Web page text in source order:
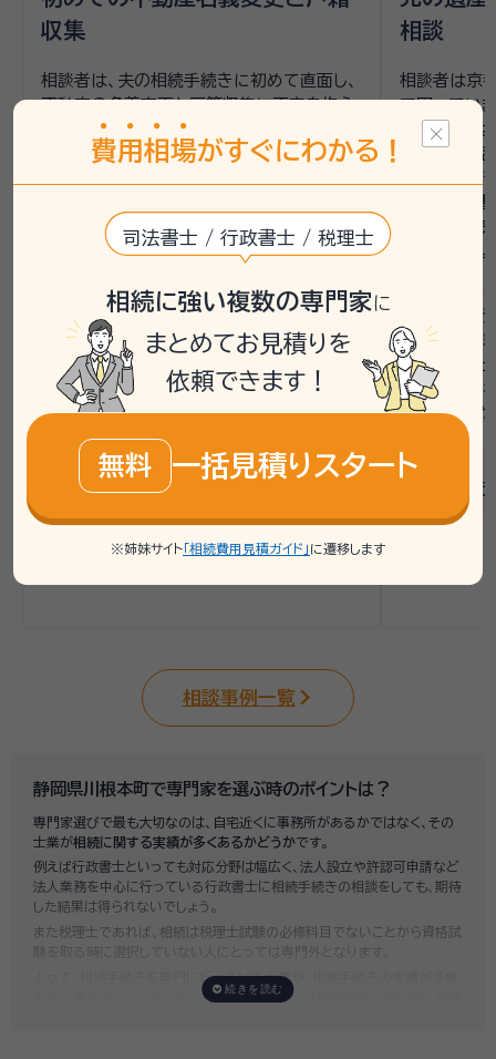
収集
相談者は、夫の相続手続きに初めて直面し、
不動産の名義変更と戸籍収集に不安を抱え
ていました。相続人は妻と複数の子で、遺言
書がないため、遺産分割協議書の作成が必
ことに不安を感じていました。
いい相続では、まず無料相談を案内し、行政
書士の専門家とともに手続きの全体像を整
理しました。特に、遺産分割協議書の作成や
不動産名義変更に必要な書類を確認し、次
のステップを明確にしました。
羽佐田孔司行政書士事務所
四條法務事務所
相談
相談者は京
で困ってい
で、相続人
た。すでに
体的な手続
ため、行政
た。自宅が
されました。
められるよ
を兼ねた無
ある行政書
議書の作成
整理しました
連携士業：
見機和人
相談事例一覧
静岡県川根本町で専門家を選ぶ時のポイントは？
専門家選びで最も大切なのは、自宅近くに事務所があるかではなく、その
士業が相続に関する実績が多くあるかどうかです。
例えば行政書士といっても対応分野は幅広く、法人設立や許認可申請など
法人業務を中心に行っている行政書士に相続手続きの相談をしても、期待
した結果は得られないでしょう。
また税理士であれば、相続は税理士試験の必修科目でないことから資格試
験を取る時に選択していない人にとっては専門外となります。
よって、相続手続きを専門に行っている士業や、相続手続きの実績が多数
ある士業を選ぶことが、スムーズで間違いのない相続手続きのために非常
費用 相場がすぐにわかる！
司法書士 / 行政書士 / 税理士
相続に強い複数の専門家に
まとめてお見積りを
依頼できます！
無料 一括見積りスタート
※姉妹サイト 「相続費用見積ガイド」 に遷移します